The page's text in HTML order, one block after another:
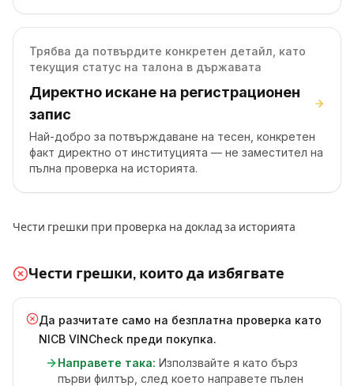
Трябва да потвърдите конкретен детайл, като
текущия статус на талона в държавата
Директно искане на регистрационен
запис
Най-добро за потвърждаване на тесен, конкретен
факт директно от институцията — не заместител на
пълна проверка на историята.
Чести грешки при проверка на доклад за историята
Чести грешки, които да избягвате
Да разчитате само на безплатна проверка като
NICB VINCheck преди покупка.
Направете така: Използвайте я като бърз
първи филтър, след което направете пълен